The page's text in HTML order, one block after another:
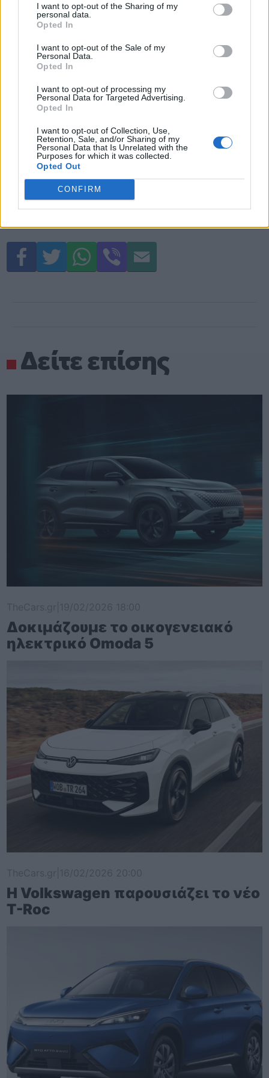
I want to opt-out of the Sharing of my
personal data.
Opted In
I want to opt-out of the Sale of my
Personal Data.
Opted In
I want to opt-out of processing my
Personal Data for Targeted Advertising.
Opted In
I want to opt-out of Collection, Use,
Retention, Sale, and/or Sharing of my
Personal Data that Is Unrelated with the
Purposes for which it was collected.
Opted Out
CONFIRM
σημαντικά στοιχεία του αυτοκινήτου
και χρειάζεται
ειδικά το χειμώνα. Η σωστή
συντήρηση
απρόβλεπτες βλάβες και να
εξασφαλίσει ότι το όχημά σου θα είναι
από τις καιρικές συνθήκες.
Μπαταρίασυμβουλέςσυντήρηση
Δείτε επίσης
Δοκιμάζουμε το οικογενειακό
ηλεκτρικό Omoda 5
Η Volkswagen παρουσιάζει το νέο
T-Roc